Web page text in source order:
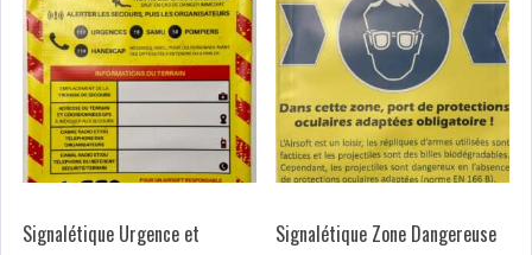
Signalétique Urgence et
Signalétique Zone Dangereuse